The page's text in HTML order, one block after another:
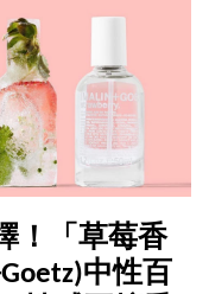
！「草莓香
中性百